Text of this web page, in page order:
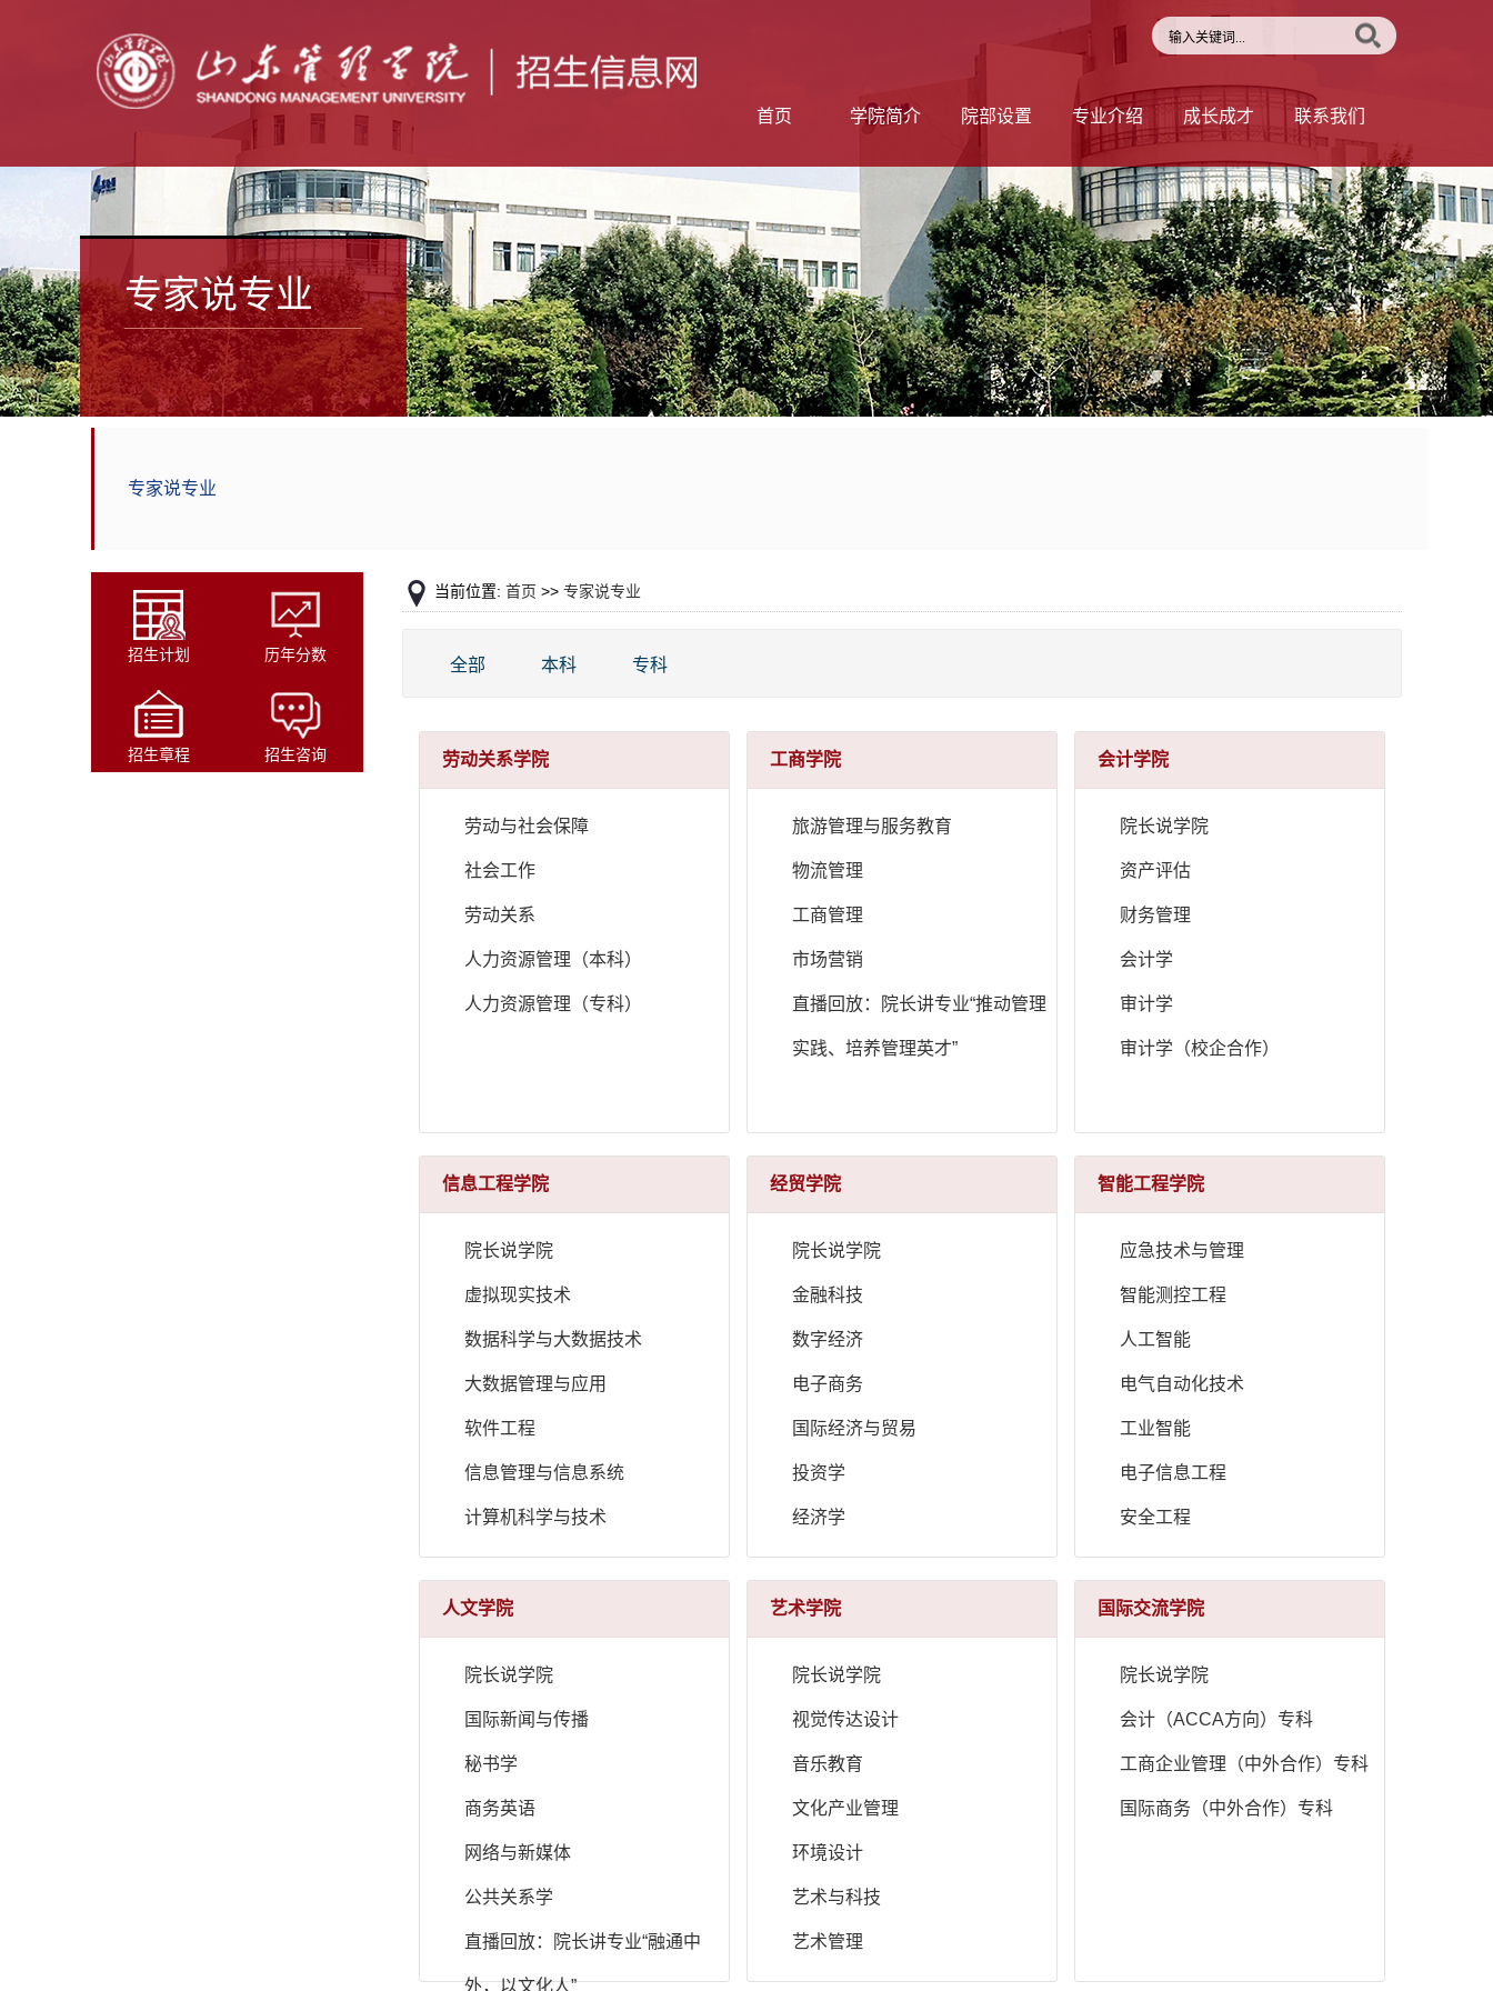
首页 学院简介 院部设置 专业介绍 成长成才 联系我们
专家说专业
专家说专业
招生计划 历年分数
招生章程 招生咨询
当前位置: 首页 >> 专家说专业
全部 本科 专科
劳动关系学院
劳动与社会保障
社会工作
劳动关系
人力资源管理（本科）
人力资源管理（专科）
工商学院
旅游管理与服务教育
物流管理
工商管理
市场营销
直播回放：院长讲专业“推动管理
实践、培养管理英才”
会计学院
院长说学院
资产评估
财务管理
会计学
审计学
审计学（校企合作）
信息工程学院
院长说学院
虚拟现实技术
数据科学与大数据技术
大数据管理与应用
软件工程
信息管理与信息系统
计算机科学与技术
经贸学院
院长说学院
金融科技
数字经济
电子商务
国际经济与贸易
投资学
经济学
智能工程学院
应急技术与管理
智能测控工程
人工智能
电气自动化技术
工业智能
电子信息工程
安全工程
人文学院
院长说学院
国际新闻与传播
秘书学
商务英语
网络与新媒体
公共关系学
直播回放：院长讲专业“融通中
外，以文化人”
艺术学院
院长说学院
视觉传达设计
音乐教育
文化产业管理
环境设计
艺术与科技
艺术管理
国际交流学院
院长说学院
会计（ACCA方向）专科
工商企业管理（中外合作）专科
国际商务（中外合作）专科